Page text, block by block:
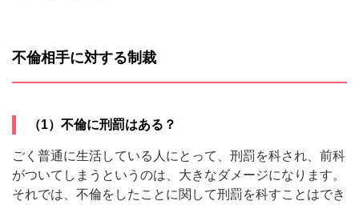
不倫相手に対する制裁
（1）不倫に刑罰はある？
ごく普通に生活している人にとって、刑罰を科され、前科
がついてしまうというのは、大きなダメージになります。
それでは、不倫をしたことに関して刑罰を科すことはでき